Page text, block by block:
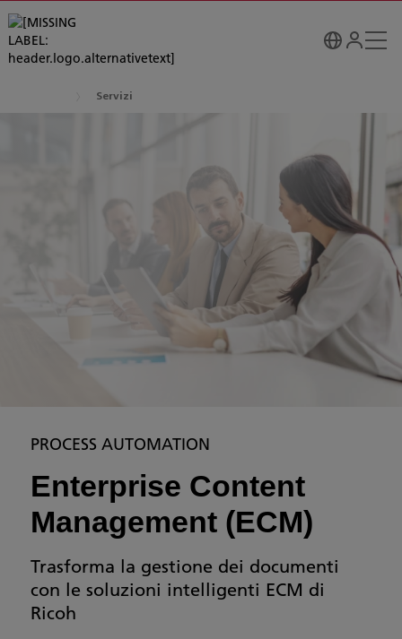
Servizi
PROCESS AUTOMATION
Enterprise Content
Management (ECM)
Trasforma la gestione dei documenti
con le soluzioni intelligenti ECM di
Ricoh